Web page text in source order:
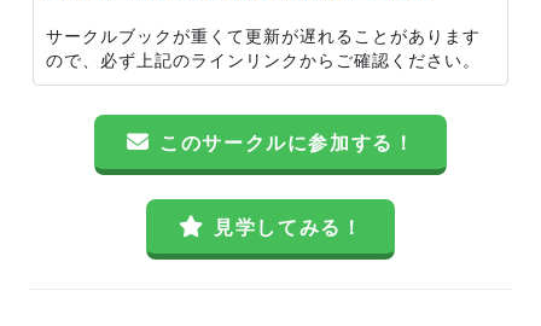
サークルブックが重くて更新が遅れることがあります
ので、必ず上記のラインリンクからご確認ください。
このサークルに参加する！
見学してみる！